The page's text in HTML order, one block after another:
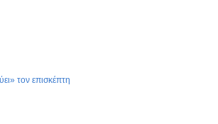
τον επισκέπτη